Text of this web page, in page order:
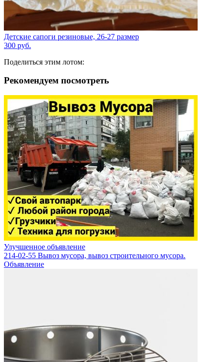
Детские сапоги резиновые, 26-27 размер
300 руб.
Поделиться этим лотом:
Рекомендуем посмотреть
Улучшенное объявление
214-02-55 Вывоз мусора, вывоз строительного мусора.
Объявление